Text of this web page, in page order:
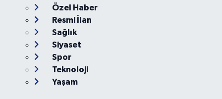
Özel Haber
Resmi İlan
Sağlık
Siyaset
Spor
Teknoloji
Yaşam